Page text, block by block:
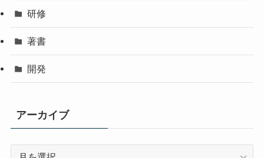
研修
著書
開発
アーカイブ